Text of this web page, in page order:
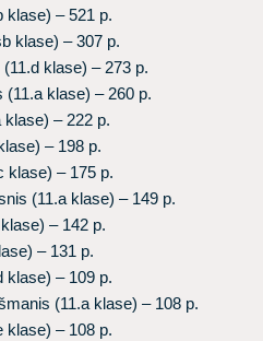
klase) – 521 p.
klase) – 307 p.
klase) – 273 p.
klase) – 260 p.
– 222 p.
– 198 p.
klase) – 175 p.
(11.a klase) – 149 p.
– 142 p.
– 131 p.
klase) – 109 p.
(11.a klase) – 108 p.
klase) – 108 p.